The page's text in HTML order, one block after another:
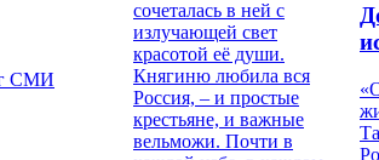
СМИ
сочеталась в ней с
излучающей свет
красотой её души.
Княгиню любила вся
Россия, – и простые
крестьяне, и важные
вельможи. Почти в